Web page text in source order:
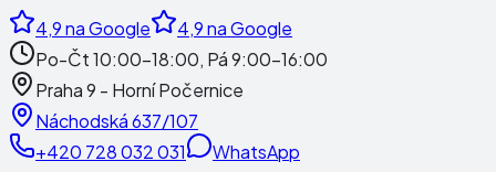
4,9na Google 4,9na Google
Po-Čt 10:00-18:00, Pá 9:00-16:00
Praha 9 - Horní Počernice
Náchodská 637/107
+420 728 032 031
WhatsApp